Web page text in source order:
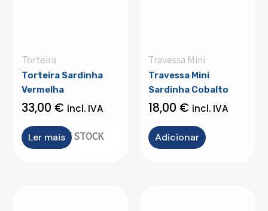
Torteira
OUT OF STOCK
Torteira Sardinha
Vermelha
33,00 € incl. IVA
Ler mais
Travessa Mini
Travessa Mini
Sardinha Cobalto
18,00 € incl. IVA
Adicionar